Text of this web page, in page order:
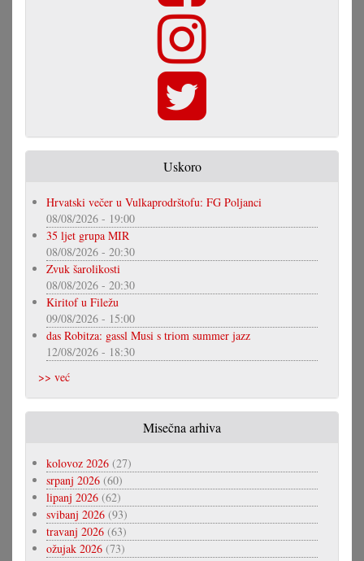
Uskoro
Hrvatski večer u Vulkaprodrštofu: FG Poljanci
08/08/2026 - 19:00
35 ljet grupa MIR
08/08/2026 - 20:30
Zvuk šarolikosti
08/08/2026 - 20:30
Kiritof u Filežu
09/08/2026 - 15:00
das Robitza: gassl Musi s triom summer jazz
12/08/2026 - 18:30
>> već
Misečna arhiva
kolovoz 2026 (27)
srpanj 2026 (60)
lipanj 2026 (62)
svibanj 2026 (93)
travanj 2026 (63)
ožujak 2026 (73)